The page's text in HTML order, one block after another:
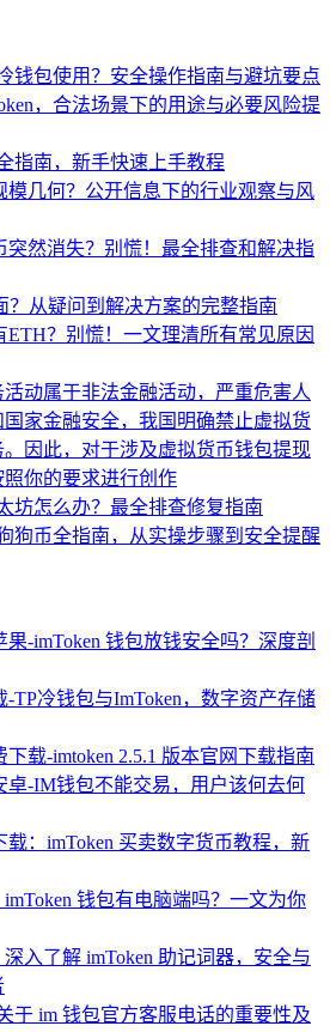
钱包使用？安全操作指南与避坑要点
，合法场景下的用途与必要风险提
指南，新手快速上手教程
模几何？公开信息下的行业观察与风
突然消失？别慌！最全排查和解决指
？从疑问到解决方案的完整指南
ETH？别慌！一文理清所有常见原因
动属于非法金融活动，严重危害人
国家金融安全，我国明确禁止虚拟货
因此，对于涉及虚拟货币钱包提现
你的要求进行创作
坊怎么办？最全排查修复指南
狗币全指南，从实操步骤到安全提醒
果-imToken 钱包放钱安全吗？深度剖
-TP冷钱包与ImToken，数字资产存储
下载-imtoken 2.5.1 版本官网下载指南
卓-IM钱包不能交易，用户该何去何
载：imToken 买卖数字货币教程，新
钱包有电脑端吗？一文为你
入了解 imToken 助记词器，安全与
于 im 钱包官方客服电话的重要性及